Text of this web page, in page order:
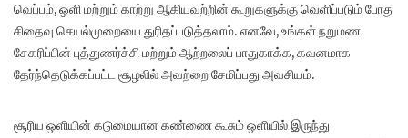
வெப்பம், ஒளி மற்றும் காற்று ஆகியவற்றின் கூறுகளுக்கு வெளிப்படும் போது
சிதைவு செயல்முறையை துரிதப்படுத்தலாம். எனவே, உங்கள் நறுமண
சேகரிப்பின் புத்துணர்ச்சி மற்றும் ஆற்றலைப் பாதுகாக்க, கவனமாக
தேர்ந்தெடுக்கப்பட்ட சூழலில் அவற்றை சேமிப்பது அவசியம்.
சூரிய ஒளியின் கடுமையான கண்ணை கூசும் ஒளியில் இருந்து